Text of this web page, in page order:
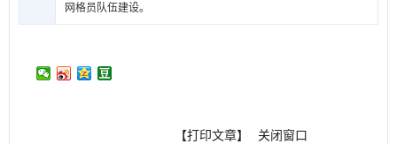
网格员队伍建设。
【打印文章】 关闭窗口